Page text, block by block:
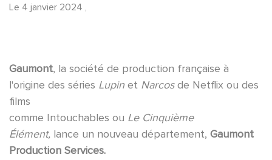
Le 4 janvier 2024 ,
Gaumont, la société de production française à
l'origine des séries Lupin et Narcosde Netflix ou des
films
comme Intouchables ou Le Cinquième
Élément, lance un nouveau département, Gaumont
Production Services.